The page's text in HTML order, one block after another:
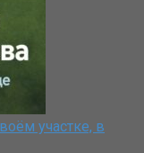
участке, в